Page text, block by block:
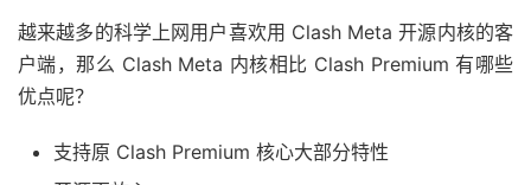
越来越多的科学上网用户喜欢用 Clash Meta 开源内核的客
户端，那么 Clash Meta 内核相比 Clash Premium 有哪些
优点呢？
支持原 Clash Premium 核心大部分特性